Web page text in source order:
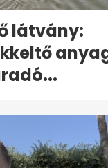
látvány: